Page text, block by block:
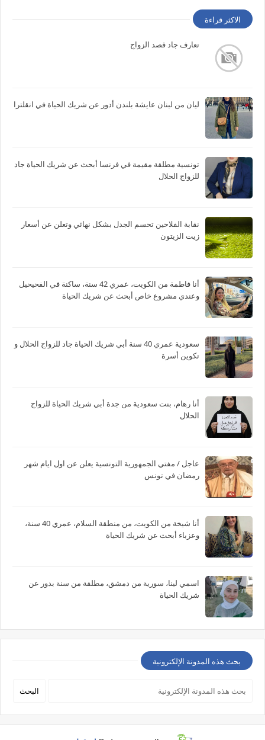
الاكثر قراءة
تعارف جاد قصد الزواج
ليان من لبنان عايشة بلندن أدور عن شريك الحياة في انقلترا
تونسية مطلقة مقيمة في فرنسا أبحث عن شريك الحياة جاد
للزواج الحلال
نقابة الفلاحين تحسم الجدل بشكل نهائي وتعلن عن أسعار
زيت الزيتون
أنا فاطمة من الكويت، عمري 42 سنة، ساكنة في الفحيحيل
وعندي مشروع خاص أبحث عن شريك الحياة
سعودية عمري 40 سنة أبي شريك الحياة جاد للزواج الحلال و
تكوين أسرة
أنا رهام، بنت سعودية من جدة أبي شريك الحياة للزواج
الحلال
عاجل / مفتي الجمهورية التونسية يعلن عن اول ايام شهر
رمضان في تونس
أنا شيخة من الكويت، من منطقة السلام، عمري 40 سنة،
وعزباء أبحث عن شريك الحياة
اسمي لينا، سورية من دمشق، مطلقة من سنة بدور عن
شريك الحياة
بحث هذه المدونة الإلكترونية